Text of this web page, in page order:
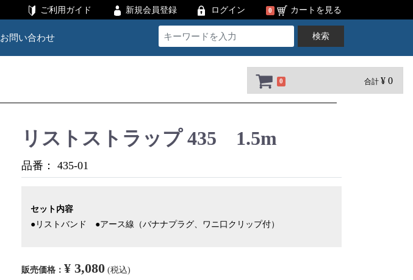
0 合計 ¥ 0
ご利用ガイド 新規会員登録 ログイン 0 カートを見る
お問い合わせ 検索
リストストラップ 435 1.5m
品番： 435-01
セット内容
●リストバンド ●アース線（バナナプラグ、ワニ口クリップ付）
販売価格： ¥ 3,080 (税込)